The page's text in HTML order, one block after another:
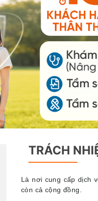
TRÁCH
Là nơi cung cấp dịch
còn cả cộng đồng.